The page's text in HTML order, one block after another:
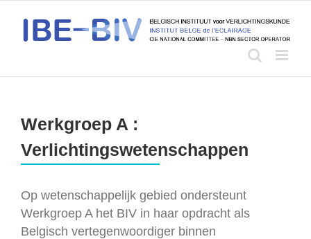
content
Werkgroep A :
Verlichtingswetenschappen
Op wetenschappelijk gebied ondersteunt
Werkgroep A het BIV in haar opdracht als
Belgisch vertegenwoordiger binnen